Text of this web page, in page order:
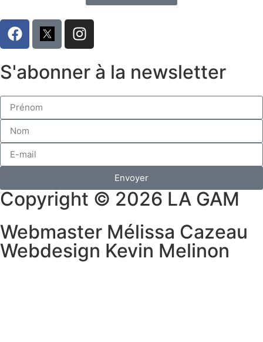
S'abonner à la newsletter
Envoyer
Copyright © 2026 LA GAM
Webmaster Mélissa Cazeau
Webdesign Kevin Melinon